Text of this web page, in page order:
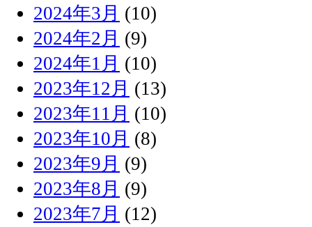
2024年3月 (10)
2024年2月 (9)
2024年1月 (10)
2023年12月 (13)
2023年11月 (10)
2023年10月 (8)
2023年9月 (9)
2023年8月 (9)
2023年7月 (12)